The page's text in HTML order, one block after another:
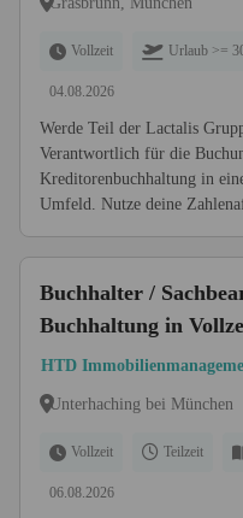
Vollzeit Urlaub >=
04.08.2026
Werde Teil der Lactalis
Verantwortlich für die
Kreditorenbuchhaltung in
Umfeld. Nutze deine
Buchhalter /
Buchhaltung in
Teilzeit (m/w/d) für
Immobilienverwaltung
HTD
Unterhaching bei München
Vollzeit Teilzeit
06.08.2026